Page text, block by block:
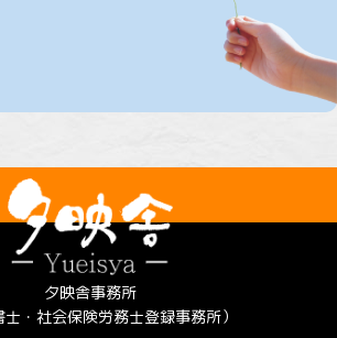
夕映舎事務所
士・社会保険労務士登録事務所）